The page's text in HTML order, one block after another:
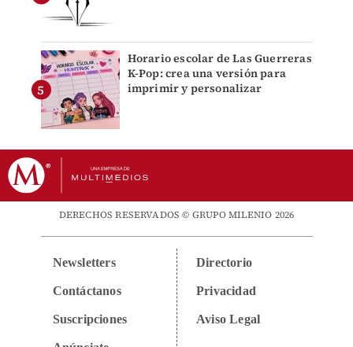
Horario escolar de Las Guerreras
K-Pop: crea una versión para
imprimir y personalizar
DERECHOS RESERVADOS © GRUPO MILENIO 2026
Newsletters
Contáctanos
Suscripciones
Directorio
Privacidad
Aviso Legal